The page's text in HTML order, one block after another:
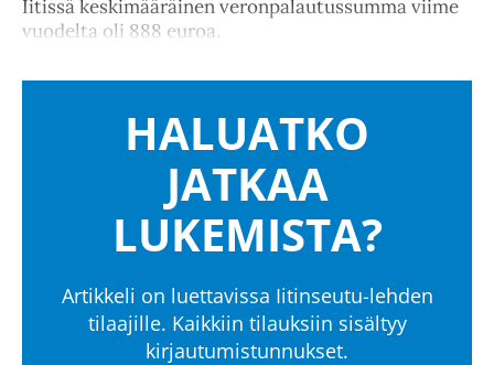
Iitissä keskimääräinen veronpalautussumma viime
vuodelta oli 888 euroa.
HALUATKO
JATKAA
LUKEMISTA?
Artikkeli on luettavissa Iitinseutu-lehden
tilaajille. Kaikkiin tilauksiin sisältyy
kirjautumistunnukset.